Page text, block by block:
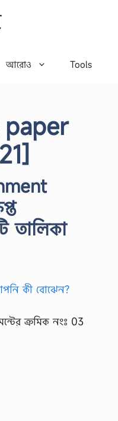
আরোও Tools
তালিকা
ক্রমিক নংঃ 03